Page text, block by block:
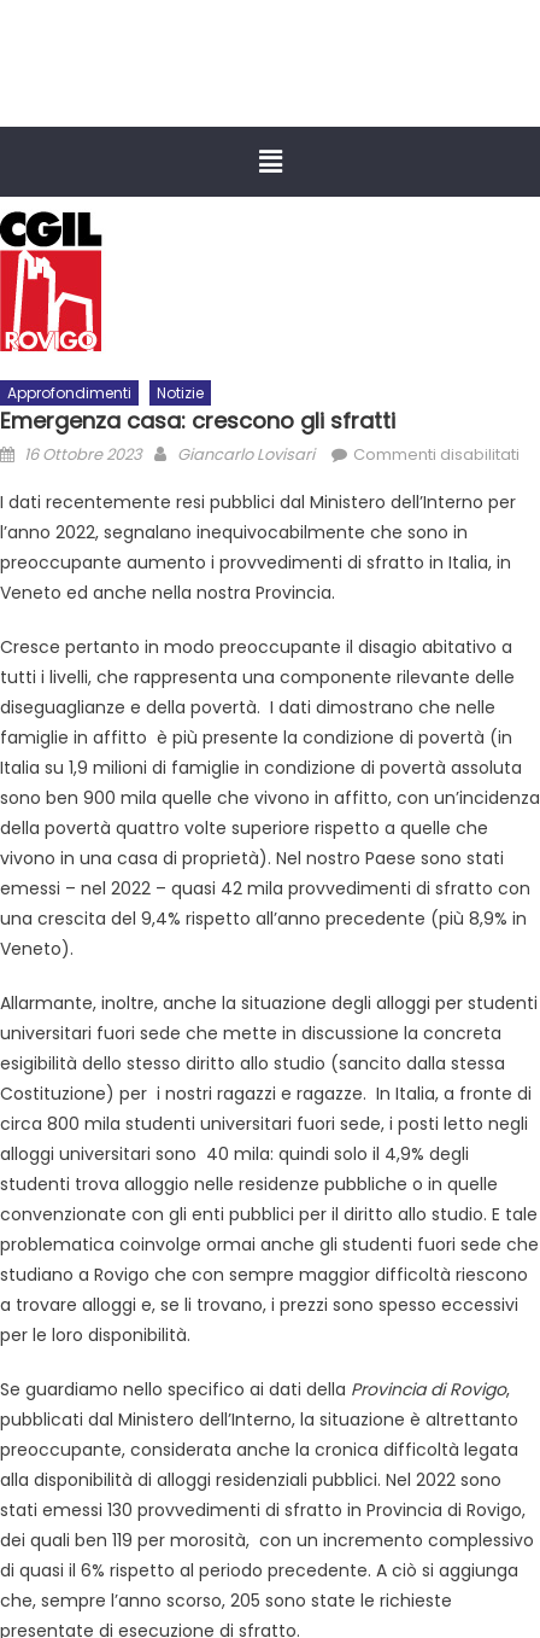
Approfondimenti Notizie
Emergenza casa: crescono gli sfratti
16 Ottobre 2023 Giancarlo Lovisari Commenti disabilitati
I dati recentemente resi pubblici dal Ministero dell’Interno per
l’anno 2022, segnalano inequivocabilmente che sono in
preoccupante aumento i provvedimenti di sfratto in Italia, in
Veneto ed anche nella nostra Provincia.
Cresce pertanto in modo preoccupante il disagio abitativo a
tutti i livelli, che rappresenta una componente rilevante delle
diseguaglianze e della povertà. I dati dimostrano che nelle
famiglie in affitto è più presente la condizione di povertà (in
Italia su 1,9 milioni di famiglie in condizione di povertà assoluta
sono ben 900 mila quelle che vivono in affitto, con un’incidenza
della povertà quattro volte superiore rispetto a quelle che
vivono in una casa di proprietà). Nel nostro Paese sono stati
emessi – nel 2022 – quasi 42 mila provvedimenti di sfratto con
una crescita del 9,4% rispetto all’anno precedente (più 8,9% in
Veneto).
Allarmante, inoltre, anche la situazione degli alloggi per studenti
universitari fuori sede che mette in discussione la concreta
esigibilità dello stesso diritto allo studio (sancito dalla stessa
Costituzione) per i nostri ragazzi e ragazze. In Italia, a fronte di
circa 800 mila studenti universitari fuori sede, i posti letto negli
alloggi universitari sono 40 mila: quindi solo il 4,9% degli
studenti trova alloggio nelle residenze pubbliche o in quelle
convenzionate con gli enti pubblici per il diritto allo studio. E tale
problematica coinvolge ormai anche gli studenti fuori sede che
studiano a Rovigo che con sempre maggior difficoltà riescono
a trovare alloggi e, se li trovano, i prezzi sono spesso eccessivi
per le loro disponibilità.
Se guardiamo nello specifico ai dati della Provincia di Rovigo,
pubblicati dal Ministero dell’Interno, la situazione è altrettanto
preoccupante, considerata anche la cronica difficoltà legata
alla disponibilità di alloggi residenziali pubblici. Nel 2022 sono
stati emessi 130 provvedimenti di sfratto in Provincia di Rovigo,
dei quali ben 119 per morosità, con un incremento complessivo
di quasi il 6% rispetto al periodo precedente. A ciò si aggiunga
che, sempre l’anno scorso, 205 sono state le richieste
presentate di esecuzione di sfratto.